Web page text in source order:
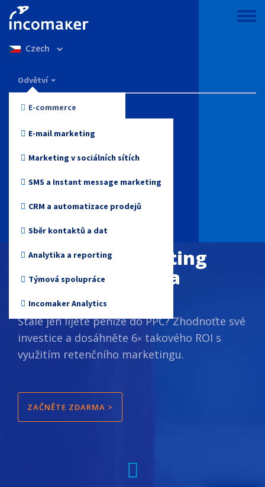
Přejít
hlavnímu
obsahu
Toggle
your
Incomaker
Odvětví
E-commerce
Móda a oblečení
Elektronika
Zdraví a krása
Hračky
Online media
Cestovky
Neziskové organizace
Vlastnosti
E-mail marketing
Marketing v sociálních sítích
SMS a Instant message marketing
CRM a automatizace prodejů
Sběr kontaktů a dat
Analytika a reporting
Týmová spolupráce
Incomaker Analytics
Ceny
Podpora a znalosti
Blog
Přihlášení
Začněte zdarma
Přepněte marketing
svéhoe‑shopu na
autopilota
Stále jen lijete peníze do PPC? Zhodnoťte své
investice a dosáhněte 6×​​​​​​​ takového ROI s
využitím retenčního marketingu.
ZAČNĚTE ZDARMA >